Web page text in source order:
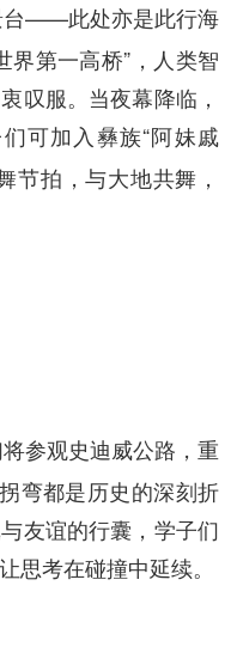
台——此处亦是此行海
界第一高桥”，人类智
叹服。当夜幕降临，
可加入彝族“阿妹戚
节拍，与大地共舞，
将参观史迪威公路，重
弯都是历史的深刻折
友谊的行囊，学子们
思考在碰撞中延续。